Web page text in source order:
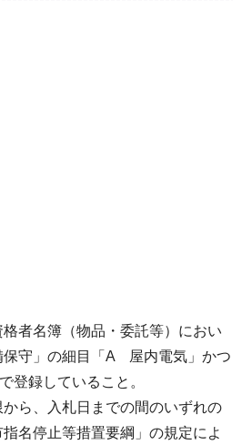
者名簿（物品・委託等）におい
保守」の細目「A 屋内電気」かつ
登録していること。
ら、入札日までの間のいずれの
名停止等措置要綱」の規定によ